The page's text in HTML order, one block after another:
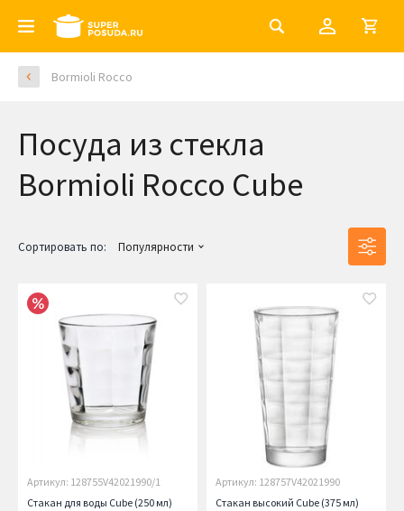
Bormioli Rocco
Посуда из стекла
Bormioli Rocco Cube
Сортировать по: Популярности
Артикул: 128755V42021990/1
Стакан для воды Cube (250 мл)
Артикул: 128757V42021990
Стакан высокий Cube (375 мл)